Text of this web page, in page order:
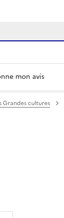
mon avis
Grandes cultures